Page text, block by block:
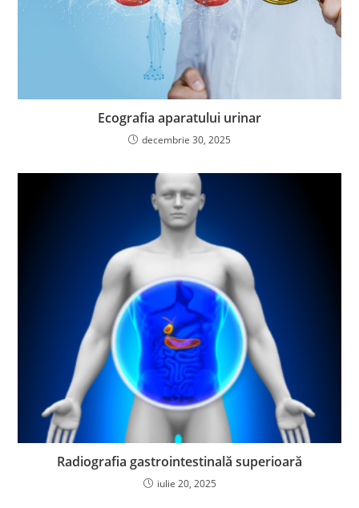
Ecografia aparatului urinar
decembrie 30, 2025
Radiografia gastrointestinală superioară
iulie 20, 2025